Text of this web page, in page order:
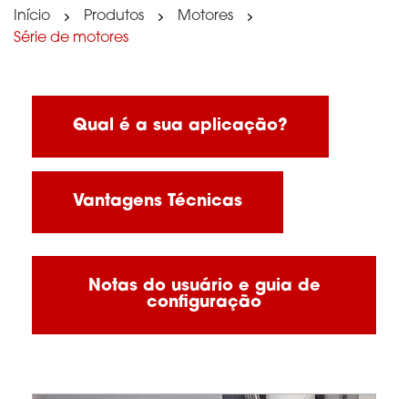
Início Produtos
Motores
Série de motores
Qual é a sua aplicação?
Vantagens Técnicas
Notas do usuário e guia de
configuração